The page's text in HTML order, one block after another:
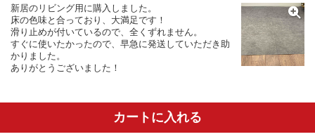
新居のリビング用に購入しました。
床の色味と合っており、大満足です！
滑り止めが付いているので、全くずれません。
すぐに使いたかったので、早急に発送していただき助
かりました。
ありがとうございました！
カートに入れる